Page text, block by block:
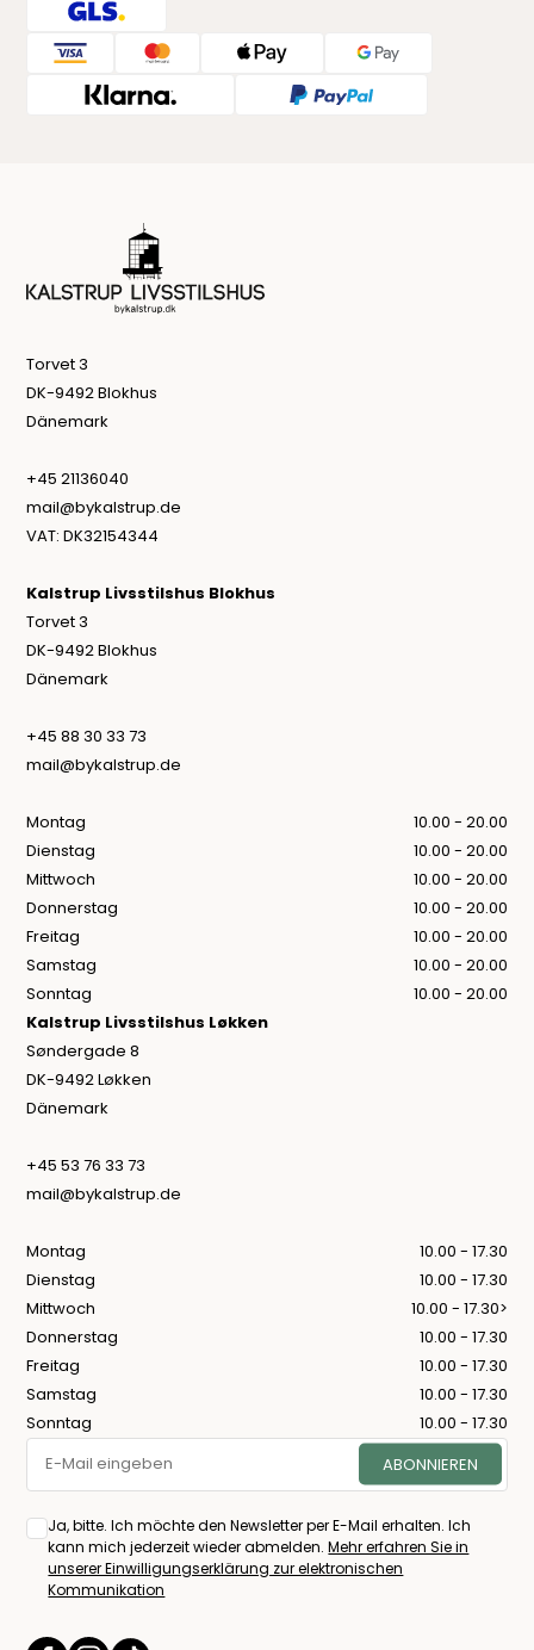
Torvet 3
DK-9492 Blokhus
Dänemark
+45 21136040
mail@bykalstrup.de
VAT: DK32154344
Kalstrup Livsstilshus Blokhus
Torvet 3
DK-9492 Blokhus
Dänemark
+45 88 30 33 73
mail@bykalstrup.de
Montag
10.00 - 20.00
Dienstag
10.00 - 20.00
Mittwoch
10.00 - 20.00
Donnerstag
10.00 - 20.00
Freitag
10.00 - 20.00
Samstag
10.00 - 20.00
Sonntag
10.00 - 20.00
Kalstrup Livsstilshus Løkken
Søndergade 8
DK-9492 Løkken
Dänemark
+45 53 76 33 73
mail@bykalstrup.de
Montag
10.00 - 17.30
Dienstag
10.00 - 17.30
Mittwoch
10.00 - 17.30>
Donnerstag
10.00 - 17.30
Freitag
10.00 - 17.30
Samstag
10.00 - 17.30
Sonntag
10.00 - 17.30
Ja, bitte. Ich möchte den Newsletter per E-Mail erhalten. Ich
kann mich jederzeit wieder abmelden.Mehr erfahren Sie in
unserer Einwilligungserklärung zur elektronischen
Kommunikation